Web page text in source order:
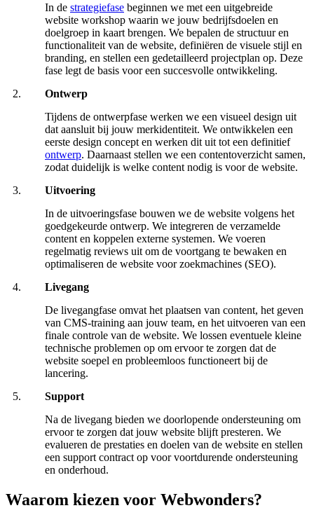
In de strategiefase beginnen we met een uitgebreide
website workshop waarin we jouw bedrijfsdoelen en
doelgroep in kaart brengen. We bepalen de structuur en
functionaliteit van de website, definiëren de visuele stijl en
branding, en stellen een gedetailleerd projectplan op. Deze
fase legt de basis voor een succesvolle ontwikkeling.
Ontwerp
Tijdens de ontwerpfase werken we een visueel design uit
dat aansluit bij jouw merkidentiteit. We ontwikkelen een
eerste design concept en werken dit uit tot een definitief
ontwerp. Daarnaast stellen we een contentoverzicht samen,
zodat duidelijk is welke content nodig is voor de website.
Uitvoering
In de uitvoeringsfase bouwen we de website volgens het
goedgekeurde ontwerp. We integreren de verzamelde
content en koppelen externe systemen. We voeren
regelmatig reviews uit om de voortgang te bewaken en
optimaliseren de website voor zoekmachines (SEO).
Livegang
De livegangfase omvat het plaatsen van content, het geven
van CMS-training aan jouw team, en het uitvoeren van een
finale controle van de website. We lossen eventuele kleine
technische problemen op om ervoor te zorgen dat de
website soepel en probleemloos functioneert bij de
lancering.
Support
Na de livegang bieden we doorlopende ondersteuning om
ervoor te zorgen dat jouw website blijft presteren. We
evalueren de prestaties en doelen van de website en stellen
een support contract op voor voortdurende ondersteuning
en onderhoud.
Waarom kiezen voor Webwonders?